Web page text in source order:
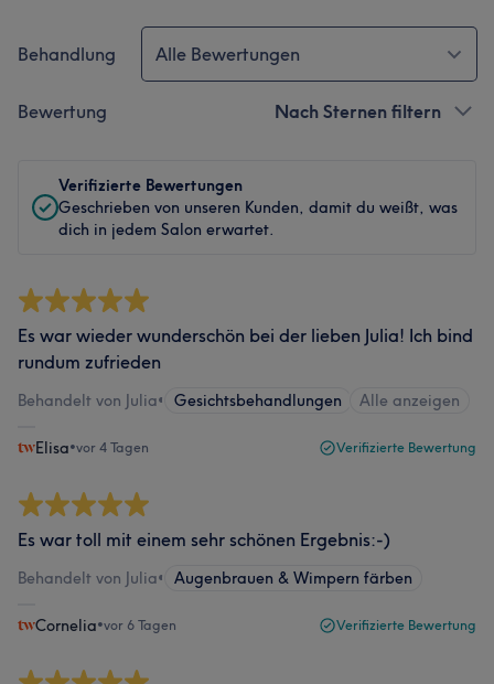
Behandlung Alle Bewertungen
Bewertung Nach Sternen filtern
Verifizierte Bewertungen
Geschrieben von unseren Kunden, damit du weißt, was
dich in jedem Salon erwartet.
Es war wieder wunderschön bei der lieben Julia! Ich bind
rundum zufrieden
Behandelt von Julia• Gesichtsbehandlungen Alle anzeigen
Elisa•vor 4 Tagen Verifizierte Bewertung
Es war toll mit einem sehr schönen Ergebnis:-)
Behandelt von Julia• Augenbrauen & Wimpern färben
Cornelia•vor 6 Tagen Verifizierte Bewertung